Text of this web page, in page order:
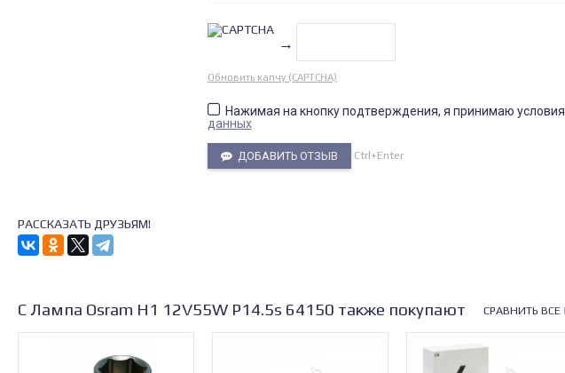
→
Обновить капчу (CAPTCHA)
Нажимая на кнопку подтверждения, я принимаю условия
данных
ДОБАВИТЬ ОТЗЫВ Ctrl+Enter
РАССКАЗАТЬ ДРУЗЬЯМ!
С Лампа Osram H1 12V55W P14.5s 64150 также покупают СРАВНИТЬ ВСЕ